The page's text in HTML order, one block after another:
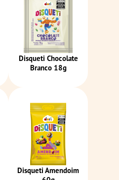
Disqueti Chocolate
Branco 18g
Disqueti Amendoim